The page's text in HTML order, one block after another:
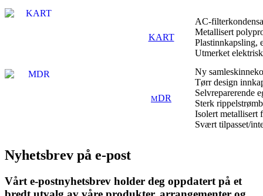
KART
AC-
Metallisert
Plastinnkapsling,
Utmerket
MDR
Ny
Tørr design
Selvreparerende
Sterk
Isolert metallisert
Svært tilpasset/
Nyhetsbrev på e-post
Vårt e-postnyhetsbrev holder deg oppdatert på et